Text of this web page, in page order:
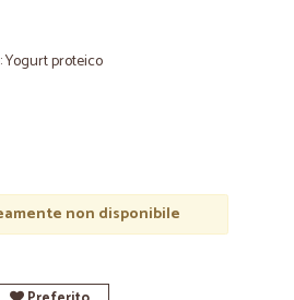
Yogurt proteico
non disponibile